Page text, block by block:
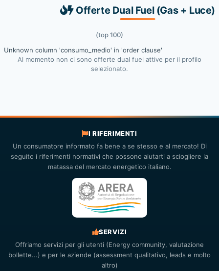
Offerte Dual Fuel (Gas + Luce)
(top 100)
Unknown column 'consumo_medio' in 'order clause'
Al momento non ci sono offerte dual fuel attive per il profilo
selezionato.
I RIFERIMENTI
Un consumatore informato fa bene a se stesso e al mercato! Di
seguito i riferimenti normativi che possono aiutarti a sciogliere la
matassa del mercato energetico italiano.
SERVIZI
Offriamo servizi per gli utenti (Energy community, valutazione
bollette...) e per le aziende (assessment qualitativo, leads e molto
altro)